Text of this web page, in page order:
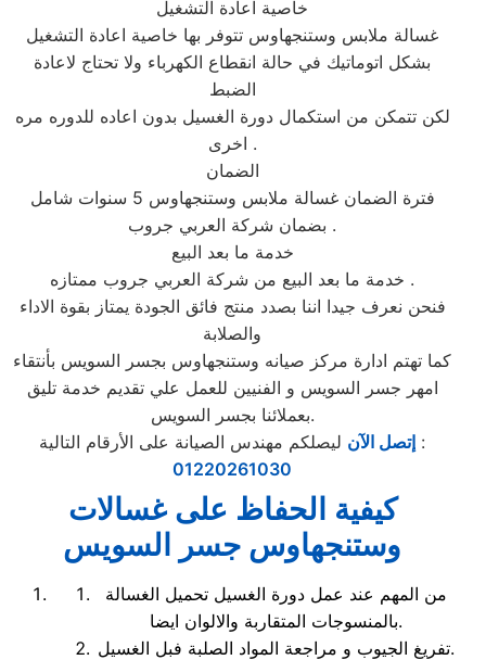
خاصية اعادة التشغيل
غسالة ملابس وستنجهاوس تتوفر بها خاصية اعادة التشغيل
بشكل اتوماتيك في حالة انقطاع الكهرباء ولا تحتاج لاعادة
الضبط
لكن تتمكن من استكمال دورة الغسيل بدون اعاده للدوره مره
اخرى .
الضمان
فترة الضمان غسالة ملابس وستنجهاوس 5 سنوات شامل
بضمان شركة العربي جروب .
خدمة ما بعد البيع
خدمة ما بعد البيع من شركة العربي جروب ممتازه .
فنحن نعرف جيدا اننا بصدد منتج فائق الجودة يمتاز بقوة الاداء
والصلابة
كما تهتم ادارة مركز صيانه وستنجهاوس بجسر السويس بأنتقاء
امهر جسر السويس و الفنيين للعمل علي تقديم خدمة تليق
بعملائنا بجسر السويس.
إتصل الآن ليصلكم مهندس الصيانة على الأرقام التالية :
01220261030
كيفية الحفاظ على غسالات
وستنجهاوس جسر السويس
من المهم عند عمل دورة الغسيل تحميل الغسالة
بالمنسوجات المتقاربة والالوان ايضا.
تفريغ الجيوب و مراجعة المواد الصلبة فبل الغسيل.